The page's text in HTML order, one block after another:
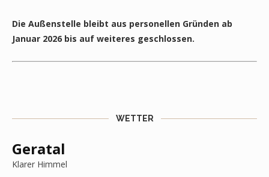
Die Außenstelle bleibt aus personellen Gründen ab
Januar 2026 bis auf weiteres geschlossen.
WETTER
Geratal
Klarer Himmel